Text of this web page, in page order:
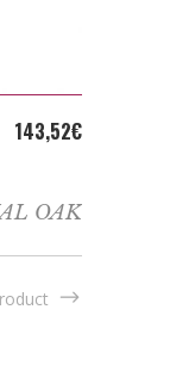
143,52€
OAK